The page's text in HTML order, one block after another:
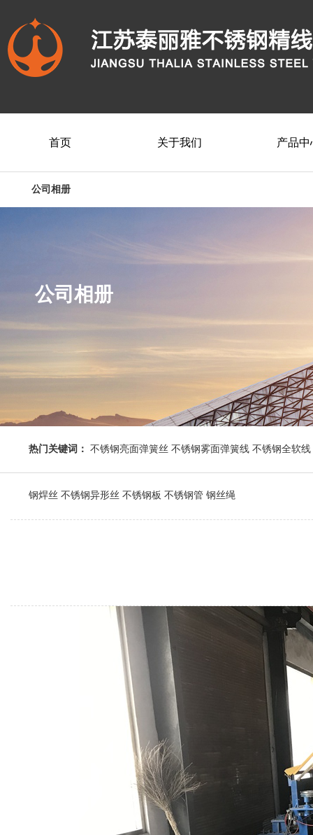
首页 关于我们 产品中
公司相册
公司相册
热门关键词： 不锈钢亮面弹簧丝 不锈钢雾面弹簧线 不锈钢全软
钢焊丝 不锈钢异形丝 不锈钢板 不锈钢管 钢丝绳